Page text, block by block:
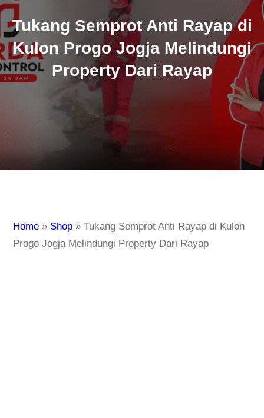
Tukang Semprot Anti Rayap di
Kulon Progo Jogja Melindungi
Property Dari Rayap
Home » Shop »Tukang Semprot Anti Rayap di Kulon
Progo Jogja Melindungi Property Dari Rayap